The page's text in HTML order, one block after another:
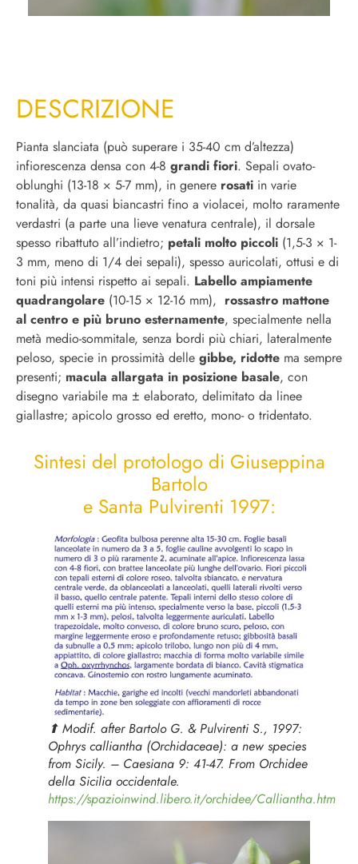
DESCRIZIONE
Pianta slanciata (può superare i 35-40 cm d’altezza)
infiorescenza densa con 4-8 grandi fiori. Sepali ovato-
oblunghi (13-18 × 5-7 mm), in genere rosati in varie
tonalità, da quasi biancastri fino a violacei, molto raramente
verdastri (a parte una lieve venatura centrale), il dorsale
spesso ribattuto all’indietro; petali molto piccoli (1,5-3 × 1-
3 mm, meno di 1/4 dei sepali), spesso auricolati, ottusi e di
toni più intensi rispetto ai sepali. Labello ampiamente
quadrangolare (10-15 × 12-16 mm), rossastro mattone
al centro e più bruno esternamente, specialmente nella
metà medio-sommitale, senza bordi più chiari, lateralmente
peloso, specie in prossimità delle gibbe, ridotte ma sempre
presenti; macula allargata in posizione basale, con
disegno variabile ma ± elaborato, delimitato da linee
giallastre; apicolo grosso ed eretto, mono- o tridentato.
Sintesi del protologo di Giuseppina
Bartolo
e Santa Pulvirenti 1997:
⬆︎ Modif. after Bartolo G. & Pulvirenti S., 1997:
Ophrys calliantha (Orchidaceae): a new species
from Sicily. – Caesiana 9: 41-47. From Orchidee
della Sicilia occidentale.
https://spazioinwind.libero.it/orchidee/Calliantha.htm